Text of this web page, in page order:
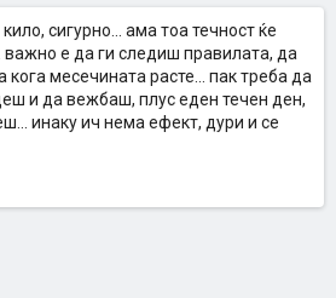
сигурно... ама тоа течност ќе
важно е да ги следиш правилата, да
месечината расте... пак треба да
и да вежбаш, плус еден течен ден,
инаку ич нема ефект, дури и се